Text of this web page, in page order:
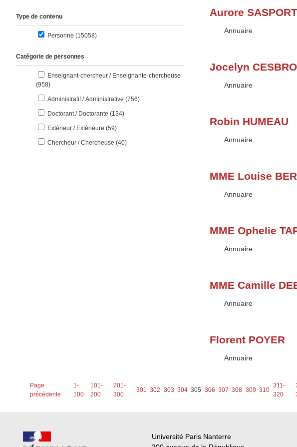
Type de contenu
Personne (15058résultats
)
Catégorie de personnes
Enseignant-chercheur / Enseignante-chercheuse
(958résultats
)
Administratif / Administrative (756résultats
)
Doctorant / Doctorante (134résultats
)
Extérieur / Extérieure (59résultats
)
Chercheur / Chercheuse (40résultats
)
Aurore
Type :
Annuaire
Jocelyn
Type :
Annuaire
Robin HUMEAU
Type :
Annuaire
MME Louise
Type :
Annuaire
MME Ophelie
Type :
Annuaire
MME Camille
Type :
Annuaire
Florent POYER
Type :
Annuaire
Page
précédente
1-
100
101-
200
201-
300
301 302 303 304 305 306 307 308 309 310
311-
320
Université Paris Nanterre